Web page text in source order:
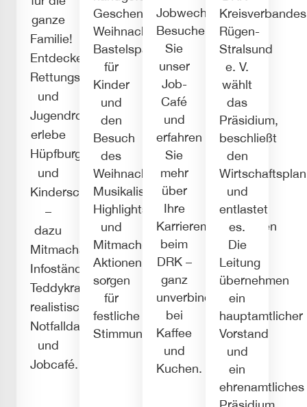
ganze
Familie!
Entdecke
Rettungsdienst
und
Jugendrotkreuz,
erlebe
Hüpfburg
und
Kinderschminken
–
dazu
Mitmachaktionen,
Infostände,
Teddykrankenhaus,
realistische
Notfalldarstellung
und
Jobcafé.
Geschenkideen,
Weihnachtsleckereien,
Bastelspaß
für
Kinder
und
den
Besuch
des
Weihnachtsmanns.
Musikalische
Highlights
und
Mitmach-
Aktionen
sorgen
für
festliche
Stimmung.
Jobwechsel?
Besuchen
Sie
unser
Job-
Café
und
erfahren
Sie
mehr
über
Ihre
Karrieremöglichkeiten
beim
DRK –
ganz
unverbindlich
bei
Kaffee
und
Kuchen.
Kreisverbandes
Rügen-
Stralsund
e. V.
wählt
das
Präsidium,
beschließt
den
Wirtschaftsplan
und
entlastet
es.
Die
Leitung
übernehmen
ein
hauptamtlicher
Vorstand
und
ein
ehrenamtliches